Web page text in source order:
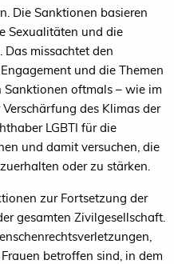
Die Sanktionen basieren
Sexualitäten und die
. Das missachtet den
und die Themen
Sanktionen oftmals – wie im
des Klimas der
LGBTI für die
und damit versuchen, die
oder zu stärken.
zur Fortsetzung der
gesamten Zivilgesellschaft.
betroffen sind, in dem